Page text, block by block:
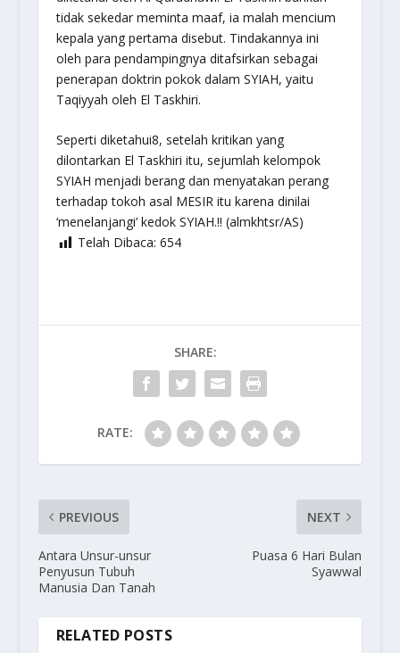
tidak sekedar meminta maaf, ia malah mencium
kepala yang pertama disebut. Tindakannya ini
oleh para pendampingnya ditafsirkan sebagai
penerapan doktrin pokok dalam SYIAH, yaitu
Taqiyyah oleh El Taskhiri.
Seperti diketahui8, setelah kritikan yang
dilontarkan El Taskhiri itu, sejumlah kelompok
SYIAH menjadi berang dan menyatakan perang
terhadap tokoh asal MESIR itu karena dinilai
‘menelanjangi’ kedok SYIAH.!! (almkhtsr/AS)
Telah Dibaca: 654
SHARE:
RATE:
PREVIOUS
Antara Unsur-unsur
Penyusun Tubuh
Manusia Dan Tanah
NEXT
Puasa 6 Hari Bulan
Syawwal
RELATED POSTS